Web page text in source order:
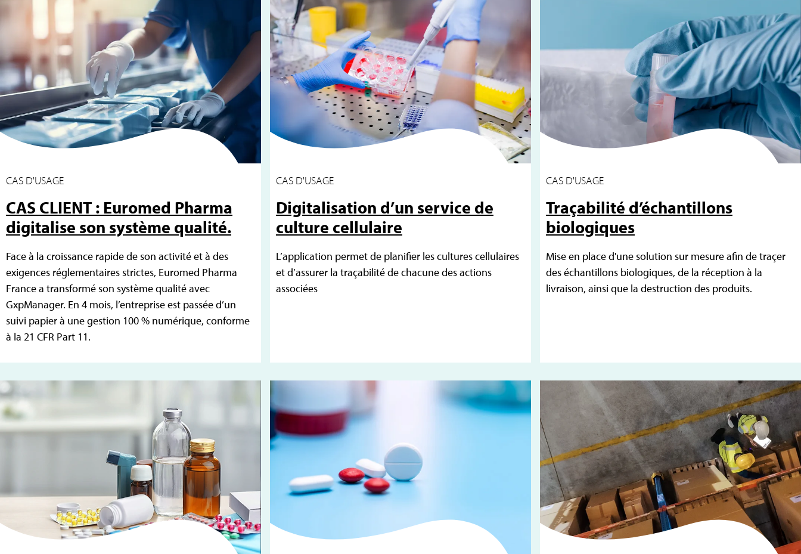
CAS D'USAGE
CAS CLIENT : Euromed Pharma
digitalise son système qualité.
Face à la croissance rapide de son activité et à des
exigences réglementaires strictes, Euromed Pharma
France a transformé son système qualité avec
GxpManager. En 4 mois, l’entreprise est passée d’un
suivi papier à une gestion 100 % numérique, conforme
à la 21 CFR Part 11.
CAS D'USAGE
Digitalisation d’un service de
culture cellulaire
L’application permet de planifier les cultures cellulaires
et d’assurer la traçabilité de chacune des actions
associées
CAS D'USAGE
Traçabilité d’échantillons
biologiques
Mise en place d'une solution sur mesure afin de traçer
des échantillons biologiques, de la réception à la
livraison, ainsi que la destruction des produits.